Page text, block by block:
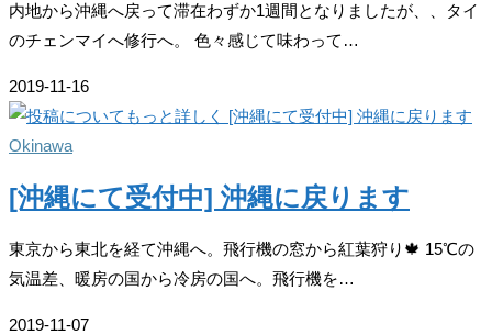
内地から沖縄へ戻って滞在わずか1週間となりましたが、、タイ
のチェンマイへ修行へ。 色々感じて味わって…
2019-11-16
Okinawa
[沖縄にて受付中] 沖縄に戻ります
東京から東北を経て沖縄へ。飛行機の窓から紅葉狩り🍁 15℃の
気温差、暖房の国から冷房の国へ。飛行機を…
2019-11-07